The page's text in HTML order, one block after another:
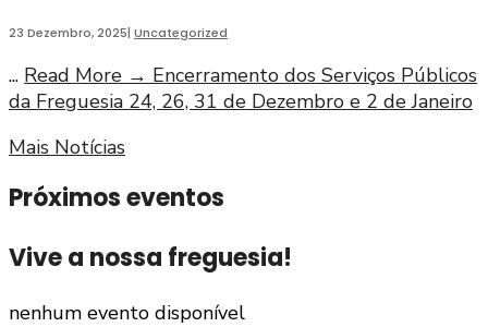
23 Dezembro, 2025| Uncategorized
... Read More → Encerramento dos Serviços Públicos
da Freguesia 24, 26, 31 de Dezembro e 2 de Janeiro
Mais Notícias
Próximos eventos
Vive a nossa freguesia!
nenhum evento disponível